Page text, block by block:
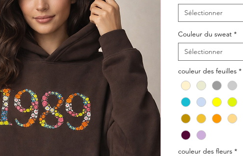
Sélectionner
Couleur du sweat *
Sélectionner
couleur des feuilles *
couleur des fleurs *